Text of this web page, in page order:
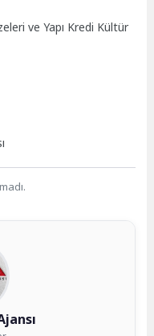
ve Yapı Kredi Kültür